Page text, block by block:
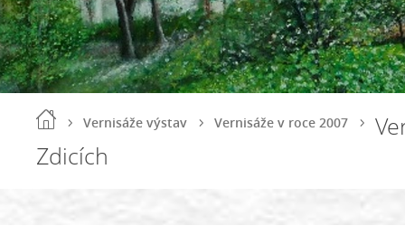
Vernisáže výstav Vernisáže v roce 2007
Zdicích